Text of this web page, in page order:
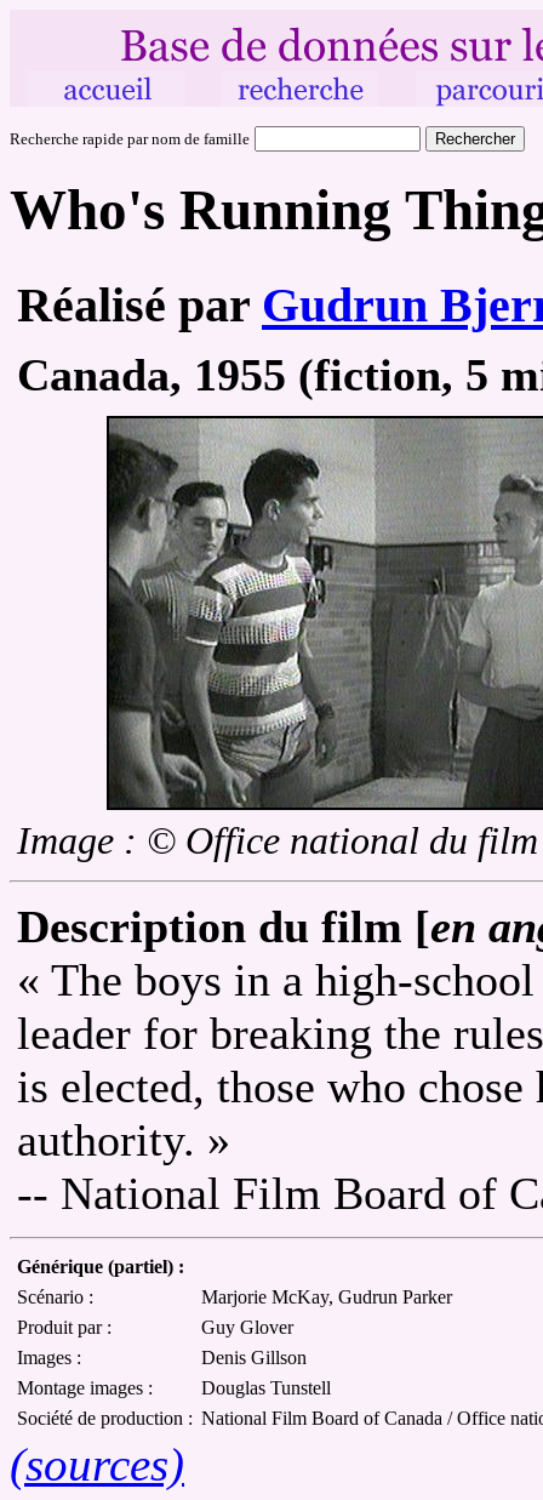
Recherche rapide par nom de famille
Who's Running
Réalisé par Gudrun
Canada, 1955 (fiction, 5
Image : © Office national du film
Description du film [en
« The boys in a high-
leader for breaking the
is elected, those who
authority. »
-- National Film Board of
Générique (partiel) :
Scénario :
Marjorie McKay, Gudrun Parker
Produit par :
Guy Glover
Images :
Denis Gillson
Montage images :
Douglas Tunstell
Société de production : National Film Board of Canada / Office
(sources)